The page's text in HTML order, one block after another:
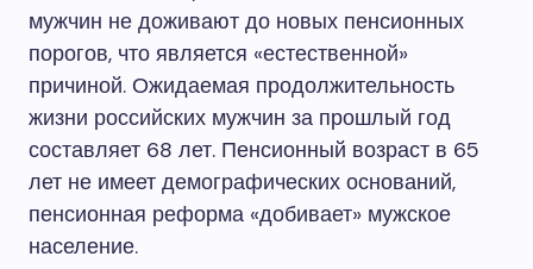
мужчин не доживают до новых пенсионных
порогов, что является «естественной»
причиной. Ожидаемая продолжительность
жизни российских мужчин за прошлый год
составляет 68 лет. Пенсионный возраст в 65
лет не имеет демографических оснований,
пенсионная реформа «добивает» мужское
население.